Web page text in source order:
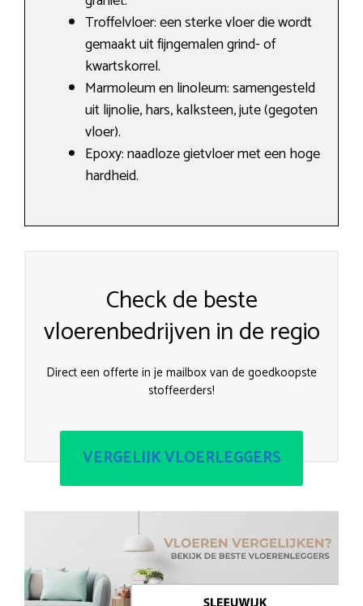
Troffelvloer: een sterke vloer die wordt
gemaakt uit fijngemalen grind- of
kwartskorrel.
Marmoleum en linoleum: samengesteld
uit lijnolie, hars, kalksteen, jute (gegoten
vloer).
Epoxy: naadloze gietvloer met een hoge
hardheid.
Check de beste
vloerenbedrijven in de regio
Direct een offerte in je mailbox van de goedkoopste
stoffeerders!
VERGELIJK VLOERLEGGERS